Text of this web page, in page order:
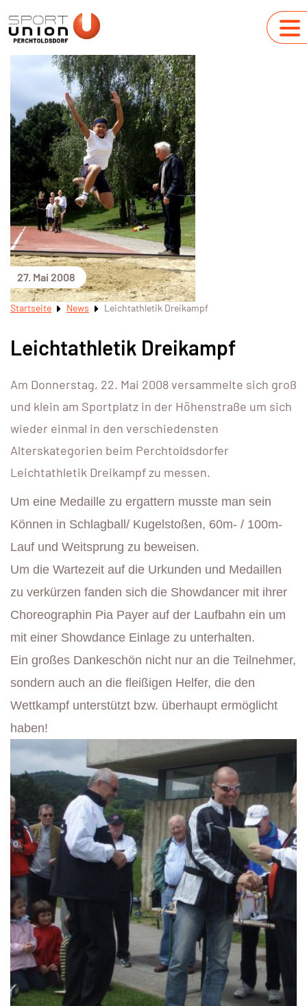
27. Mai 2008
Startseite News Leichtathletik Dreikampf
Leichtathletik Dreikampf
Am Donnerstag, 22. Mai 2008 versammelte sich groß
und klein am Sportplatz in der Höhenstraße um sich
wieder einmal in den verschiedensten
Alterskategorien beim Perchtoldsdorfer
Leichtathletik Dreikampf zu messen.
Um eine Medaille zu ergattern musste man sein
Können in Schlagball/ Kugelstoßen, 60m- / 100m-
Lauf und Weitsprung zu beweisen.
Um die Wartezeit auf die Urkunden und Medaillen
zu verkürzen fanden sich die Showdancer mit ihrer
Choreographin Pia Payer auf der Laufbahn ein um
mit einer Showdance Einlage zu unterhalten.
Ein großes Dankeschön nicht nur an die Teilnehmer,
sondern auch an die fleißigen Helfer, die den
Wettkampf unterstützt bzw. überhaupt ermöglicht
haben!